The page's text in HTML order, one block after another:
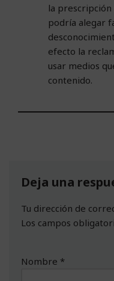
la prescripción
podría alegar
efecto la
usar medios
contenido.
Deja una
Tu dirección de
Los campos
Nombre *